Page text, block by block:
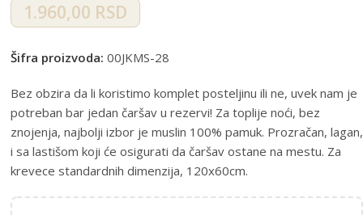
1.960,00 RSD
Šifra proizvoda: 00JKMS-28
Bez obzira da li koristimo komplet posteljinu ili ne, uvek nam je
potreban bar jedan čaršav u rezervi! Za toplije noći, bez
znojenja, najbolji izbor je muslin 100% pamuk. Prozračan, lagan,
i sa lastišom koji će osigurati da čaršav ostane na mestu. Za
krevece standardnih dimenzija, 120x60cm.